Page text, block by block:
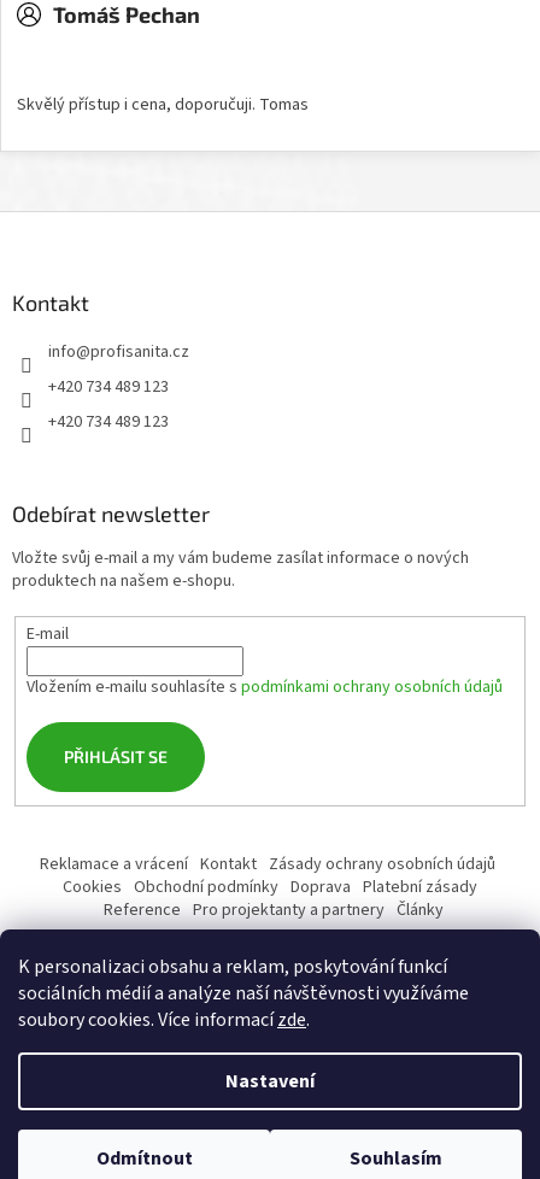
K personalizaci obsahu a reklam, poskytování funkcí
sociálních médií a analýze naší návštěvnosti využíváme
soubory cookies. Více informacízde.
Nastavení
Odmítnout Souhlasím
Tomáš Pechan
Skvělý přístup i cena, doporučuji. Tomas
Kontakt
info@profisanita.cz
+420 734 489 123
+420 734 489 123
Odebírat newsletter
Vložte svůj e-mail a my vám budeme zasílat informace o nových
produktech na našem e-shopu.
E-mail
Vložením e-mailu souhlasíte s podmínkami ochrany osobních údajů
PŘIHLÁSIT SE
Reklamace a vrácení Kontakt Zásady ochrany osobních údajů
Cookies Obchodní podmínky Doprava Platební zásady
Reference Pro projektanty a partnery Články
Copyright 2026profiSANITA.cz. Všechna práva vyhrazena.Upravit